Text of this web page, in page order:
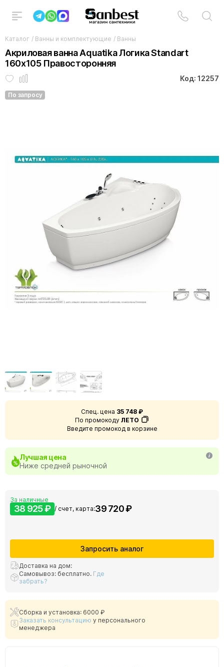
Каталог / Ванны и комплектующие / Ванны
Акриловая ванна Aquatika Логика Standart
160х105 Правосторонняя
Код: 12257
По запросу
Спец. цена 35 748 ₽
По промокоду ЛЕТО
Введите промокод в корзине
Лучшая цена
Ниже средней рыночной
За наличные
38 925 ₽ / счет, карта:39 720 ₽
Запросить аналог
Доставка на дом:
Самовывоз: бесплатно. Где
забрать?
Сборка и установка: 6000 ₽
Заказать консультацию у персонального
менеджера